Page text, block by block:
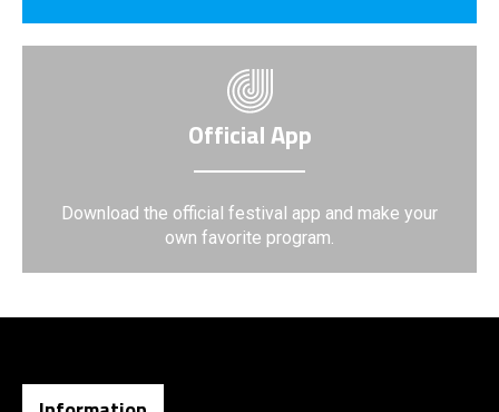
Official App
Download the official festival app and make your
own favorite program.